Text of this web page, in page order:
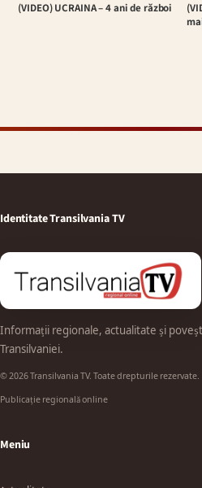
(VIDEO) UCRAINA – 4 ani de război
Identitate Transilvania TV
Informații regionale, actualitate și
Transilvaniei.
© 2026 Transilvania TV. Toate drepturile rezervate.
Publicație regională online
Meniu